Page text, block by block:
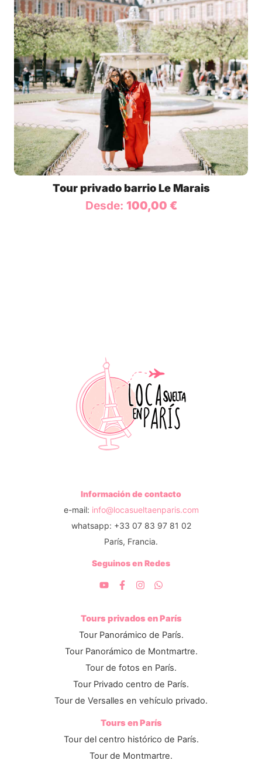
Tour privado barrio Le Marais
Desde: 100,00 €
Información de contacto
e-mail: info@locasueltaenparis.com
whatsapp: +33 07 83 97 81 02
París, Francia.
Seguinos en Redes
Tours privados en París
Tour Panorámico de París.
Tour Panorámico de Montmartre.
Tour de fotos en París.
Tour Privado centro de París.
Tour de Versalles en vehículo privado.
Tours en París
Tour del centro histórico de París.
Tour de Montmartre.